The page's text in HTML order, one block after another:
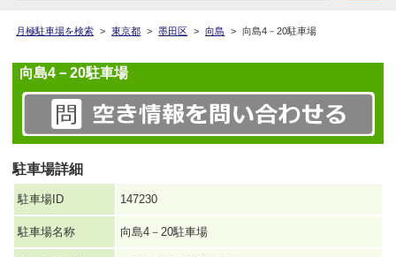
月極駐車場を検索 > 東京都 > 墨田区 > 向島 > 向島4－20駐車場
向島4－20駐車場
駐車場詳細
駐車場ID 147230
駐車場名称 向島4－20駐車場